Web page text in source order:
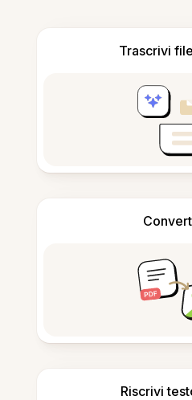
Trascrivi
Riscrivi